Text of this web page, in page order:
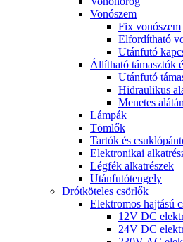
Vonószem
Fix vonószem
Elfordítható
Utánfutó
Állítható támasztók
Utánfutó
Hidraulikus
Menetes
Lámpák
Tömlők
Tartók és
Elektronikai
Légfék alkatrészek
Utánfutótengely
Drótköteles csörlők
Elektromos hajtású
12V DC
24V DC